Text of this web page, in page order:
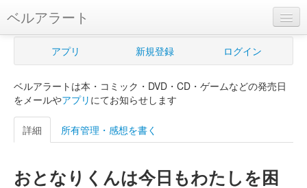
ベルアラート
ベルアラートとは
新規登録
ログイン
購入管理
アプリ 新規登録 ログイン
ベルアラートは本・コミック・DVD・CD・ゲームなどの発売日
をメールやアプリ にてお知らせします
詳細 所有管理・感想を書く
おとなりくんは今日もわたしを困